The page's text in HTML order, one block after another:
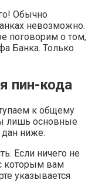
Обычно
невозможно.
поговорим о том,
Банка. Только
пин-кода
к общему
лишь основные
ниже.
Если ничего не
которым вам
указывается